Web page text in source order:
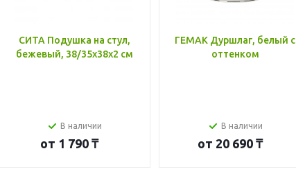
СИТА Подушка на стул,
бежевый, 38/35x38x2 см
В наличии
от 1 790 ₸
ГЕМАК Дуршлаг, белый с
оттенком
В наличии
от 20 690 ₸